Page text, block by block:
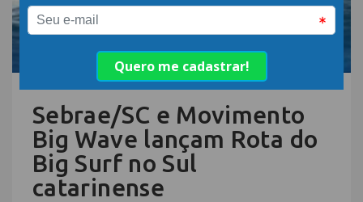
06.AGO.26 | POR: ABIH-SC
Sebrae/SC e Movimento
Big Wave lançam Rota do
Big Surf no Sul
catarinense